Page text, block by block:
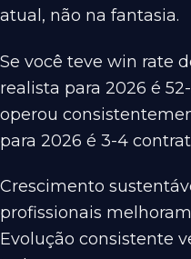
atual, não na fantasia.
Se você teve win rate
realista para 2026 é
operou
para 2026 é 3-4
Crescimento
profissionais
Evolução consistente